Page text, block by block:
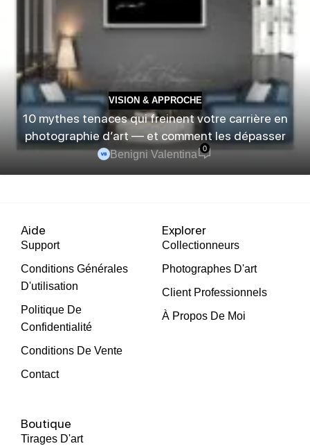
VISION & APPROCHE
10 mythes tenaces qui freinent votre carrière en
photographie d’art — et comment les dépasser
Benigni Valentina
0
Aide
Support
Conditions Générales
D'utilisation
Politique De
Confidentialité
Conditions De Vente
Contact
Explorer
Collectionneurs
Photographes D'art
Client Professionnels
À Propos De Moi
Boutique
Tirages D'art